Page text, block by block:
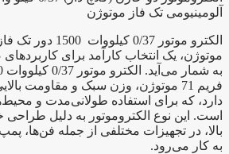
آلومینیومی تک فاز موتوژن
موتوژن، یک انتخاب کارآمد برای
فریم 71 موتوژن، وزن سبک و مقاومت
دارد، که برای استفاده طولانی‌مدت و
است. این نوع الکتروموتور به دلیل
بالا، در تجهیزات مختلفی از جمله فن‌ها،
به کار می‌رود.